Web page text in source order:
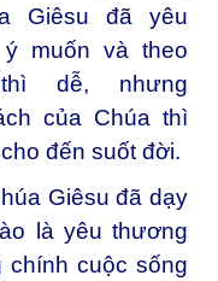
Giêsu đã yêu
muốn và theo
dễ, nhưng
của Chúa thì
đến suốt đời.
Giêsu đã dạy
là yêu thương
chính cuộc sống